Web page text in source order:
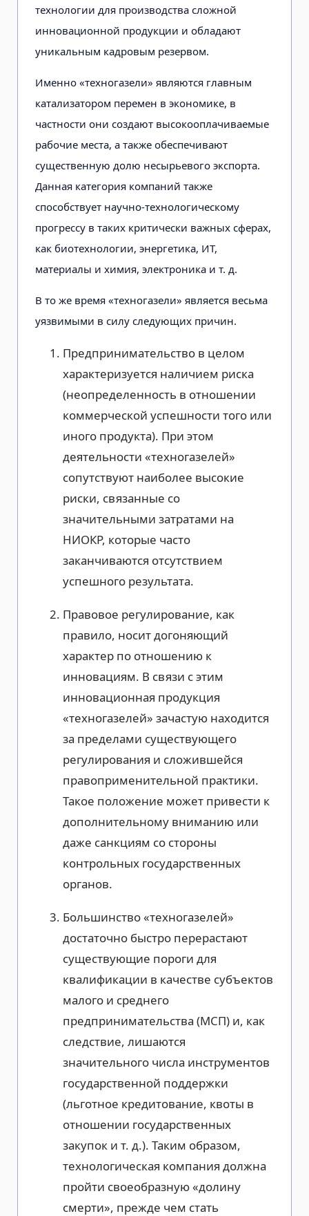
технологии для производства сложной
инновационной продукции и обладают
уникальным кадровым резервом.
Именно «техногазели» являются главным
катализатором перемен в экономике, в
частности они создают высокооплачиваемые
рабочие места, а также обеспечивают
существенную долю несырьевого экспорта.
Данная категория компаний также
способствует научно-технологическому
прогрессу в таких критически важных сферах,
как биотехнологии, энергетика, ИТ,
материалы и химия, электроника и т. д.
В то же время «техногазели» является весьма
уязвимыми в силу следующих причин.
Предпринимательство в целом
характеризуется наличием риска
(неопределенность в отношении
коммерческой успешности того или
иного продукта). При этом
деятельности «техногазелей»
сопутствуют наиболее высокие
риски, связанные со
значительными затратами на
НИОКР, которые часто
заканчиваются отсутствием
успешного результата.
Правовое регулирование, как
правило, носит догоняющий
характер по отношению к
инновациям. В связи с этим
инновационная продукция
«техногазелей» зачастую находится
за пределами существующего
регулирования и сложившейся
правоприменительной практики.
Такое положение может привести к
дополнительному вниманию или
даже санкциям со стороны
контрольных государственных
органов.
Большинство «техногазелей»
достаточно быстро перерастают
существующие пороги для
квалификации в качестве субъектов
малого и среднего
предпринимательства (МСП) и, как
следствие, лишаются
значительного числа инструментов
государственной поддержки
(льготное кредитование, квоты в
отношении государственных
закупок и т. д.). Таким образом,
технологическая компания должна
пройти своеобразную «долину
смерти», прежде чем стать